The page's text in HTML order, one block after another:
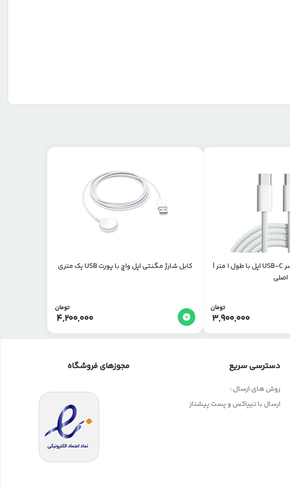
کابل شارژ کنفی دو سر USB-C اپل با طول ۱ متر |
اصلی
3,900,000
تومان
کابل شارژ مگنتی اپل واچ با پورت USB یک متری
4,200,000
تومان
دسترسی سریع
روش های ارسال :
ارسال با تیپاکس و پست پیشتاز
مجوزهای فروشگاه